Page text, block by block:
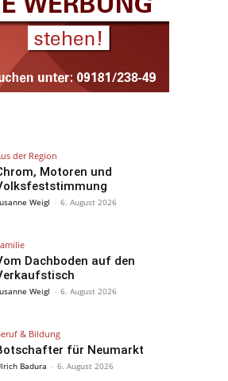
der Region
Motoren und
Weigl - 6. August 2026
Dachboden auf den
Weigl - 6. August 2026
& Bildung
für Neumarkt
Badura - 6. August 2026